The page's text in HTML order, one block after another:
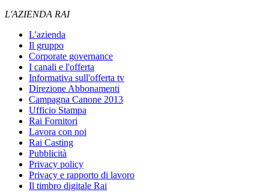
L'AZIENDA RAI
L'azienda
Il gruppo
Corporate governance
I canali e l'offerta
Informativa sull'offerta tv
Direzione Abbonamenti
Campagna Canone 2013
Ufficio Stampa
Rai Fornitori
Lavora con noi
Rai Casting
Pubblicità
Privacy policy
Privacy e rapporto di lavoro
Il timbro digitale Rai